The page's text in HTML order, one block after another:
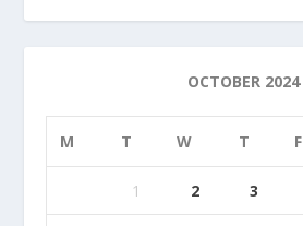
OCTOBER 2024
M T W T F
1 2 3